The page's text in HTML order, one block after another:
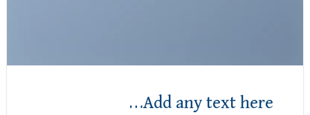
Add any text here…